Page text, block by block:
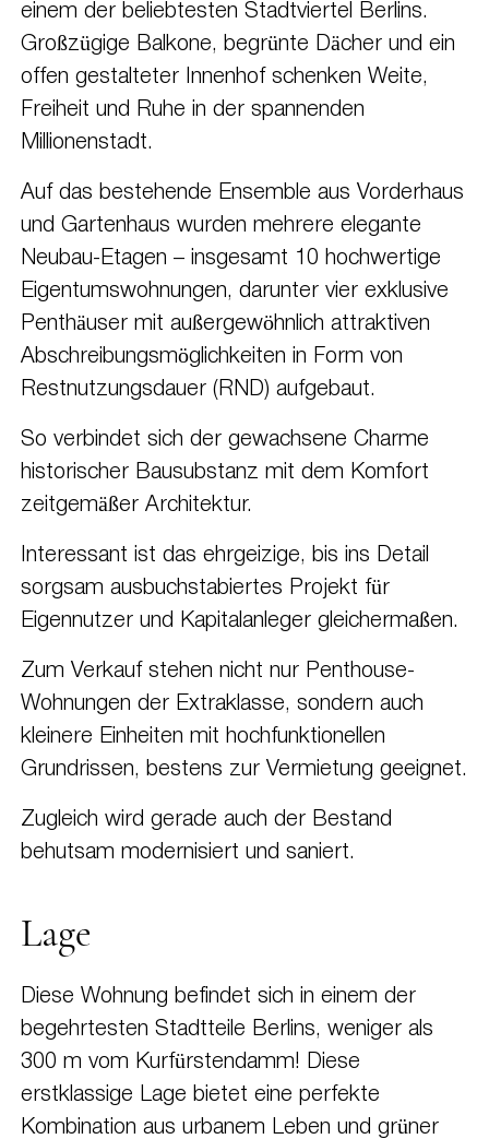
einem der beliebtesten Stadtviertel Berlins.
Großzügige Balkone, begrünte Dächer und ein
offen gestalteter Innenhof schenken Weite,
Freiheit und Ruhe in der spannenden
Millionenstadt.
Auf das bestehende Ensemble aus Vorderhaus
und Gartenhaus wurden mehrere elegante
Neubau-Etagen – insgesamt 10 hochwertige
Eigentumswohnungen, darunter vier exklusive
Penthäuser mit außergewöhnlich attraktiven
Abschreibungsmöglichkeiten in Form von
Restnutzungsdauer (RND) aufgebaut.
So verbindet sich der gewachsene Charme
historischer Bausubstanz mit dem Komfort
zeitgemäßer Architektur.
Interessant ist das ehrgeizige, bis ins Detail
sorgsam ausbuchstabiertes Projekt für
Eigennutzer und Kapitalanleger gleichermaßen.
Zum Verkauf stehen nicht nur Penthouse-
Wohnungen der Extraklasse, sondern auch
kleinere Einheiten mit hochfunktionellen
Grundrissen, bestens zur Vermietung geeignet.
Zugleich wird gerade auch der Bestand
behutsam modernisiert und saniert.
Lage
Diese Wohnung befindet sich in einem der
begehrtesten Stadtteile Berlins, weniger als
300 m vom Kurfürstendamm! Diese
erstklassige Lage bietet eine perfekte
Kombination aus urbanem Leben und grüner